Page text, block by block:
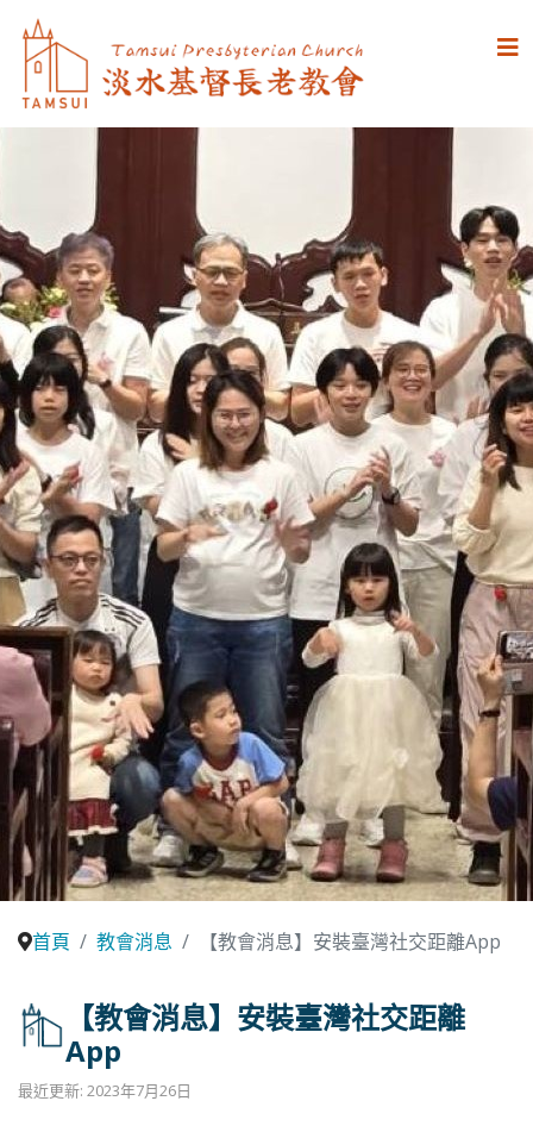
首頁 教會消息 【教會消息】安裝臺灣社交距離App
【教會消息】安裝臺灣社交距離
App
最近更新: 2023年7月26日